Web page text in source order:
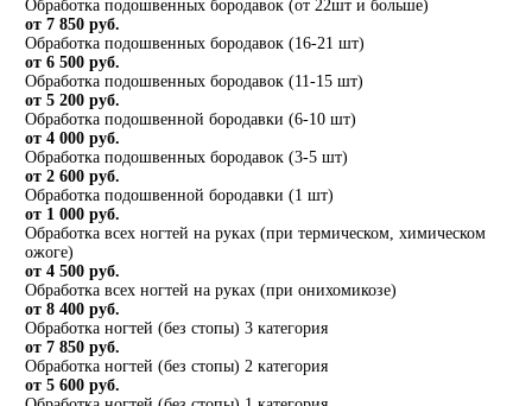
Обработка подошвенных бородавок (от 22шт и больше)
от 7 850 руб.
Обработка подошвенных бородавок (16-21 шт)
от 6 500 руб.
Обработка подошвенных бородавок (11-15 шт)
от 5 200 руб.
Обработка подошвенной бородавки (6-10 шт)
от 4 000 руб.
Обработка подошвенных бородавок (3-5 шт)
от 2 600 руб.
Обработка подошвенной бородавки (1 шт)
от 1 000 руб.
Обработка всех ногтей на руках (при термическом, химическом
ожоге)
от 4 500 руб.
Обработка всех ногтей на руках (при онихомикозе)
от 8 400 руб.
Обработка ногтей (без стопы) 3 категория
от 7 850 руб.
Обработка ногтей (без стопы) 2 категория
от 5 600 руб.